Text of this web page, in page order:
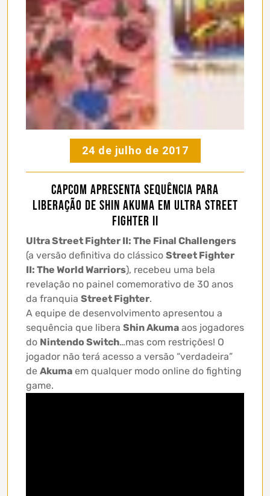
24 de julho de 2017
Capcom apresenta sequência para
liberação de Shin Akuma em Ultra Street
Fighter II
Ultra Street Fighter II: The Final Challengers
(a versão definitiva do clássico Street Fighter
II: The World Warriors), recebeu uma bela
revelação no painel comemorativo de 30 anos
da franquia Street Fighter.
A equipe de desenvolvimento apresentou a
sequência que libera Shin Akuma aos jogadores
do Nintendo Switch…mas com restrições! O
jogador não terá acesso a versão “verdadeira”
de Akuma em qualquer modo online do fighting
game.